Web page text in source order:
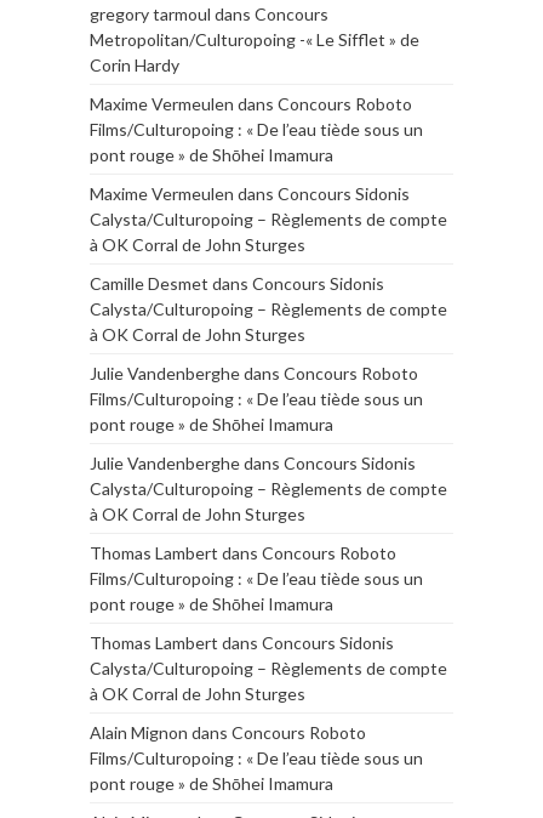
gregory tarmoul dans Concours
Metropolitan/Culturopoing -« Le Sifflet » de
Corin Hardy
Maxime Vermeulen dans Concours Roboto
Films/Culturopoing : « De l’eau tiède sous un
pont rouge » de Shōhei Imamura
Maxime Vermeulen dans Concours Sidonis
Calysta/Culturopoing – Règlements de compte
à OK Corral de John Sturges
Camille Desmet dans Concours Sidonis
Calysta/Culturopoing – Règlements de compte
à OK Corral de John Sturges
Julie Vandenberghedans Concours Roboto
Films/Culturopoing : « De l’eau tiède sous un
pont rouge » de Shōhei Imamura
Julie Vandenberghedans Concours Sidonis
Calysta/Culturopoing – Règlements de compte
à OK Corral de John Sturges
Thomas Lambert dans Concours Roboto
Films/Culturopoing : « De l’eau tiède sous un
pont rouge » de Shōhei Imamura
Thomas Lambert dans Concours Sidonis
Calysta/Culturopoing – Règlements de compte
à OK Corral de John Sturges
Alain Mignon dans Concours Roboto
Films/Culturopoing : « De l’eau tiède sous un
pont rouge » de Shōhei Imamura